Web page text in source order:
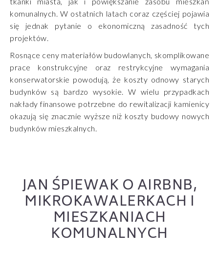
komunalnych. W ostatnich latach coraz częściej pojawia
się jednak pytanie o ekonomiczną zasadność tych
projektów.
Rosnące ceny materiałów budowlanych, skomplikowane
prace konstrukcyjne oraz restrykcyjne wymagania
konserwatorskie powodują, że koszty odnowy starych
budynków są bardzo wysokie. W wielu przypadkach
nakłady finansowe potrzebne do rewitalizacji kamienicy
okazują się znacznie wyższe niż koszty budowy nowych
budynków mieszkalnych.
JAN ŚPIEWAK O AIRBNB,
MIKROKAWALERKACH I
MIESZKANIACH
KOMUNALNYCH